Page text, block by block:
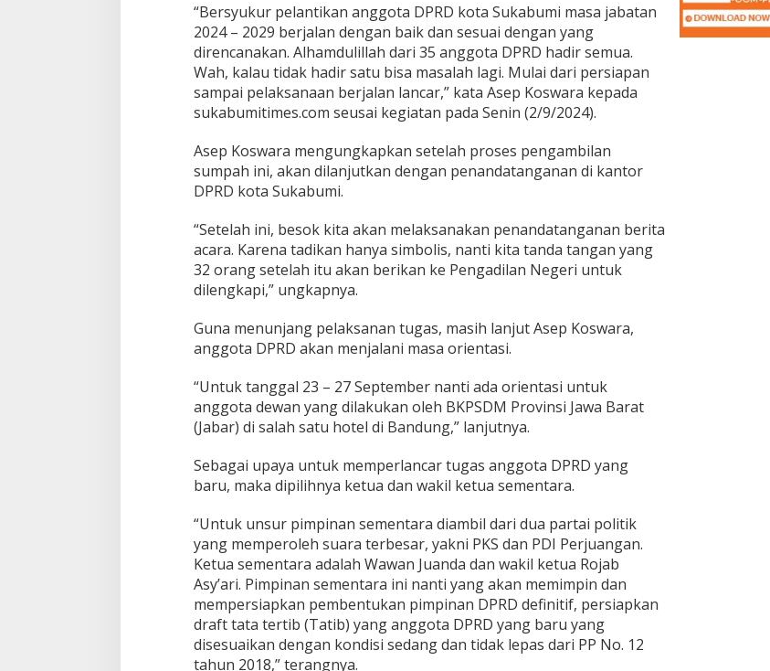
n
a
n
S
e
m
e
a
r
a
“Bersyukur pelantikan anggota DPRD kota Sukabumi masa jabatan
2024 – 2029 berjalan dengan baik dan sesuai dengan yang
direncanakan. Alhamdulillah dari 35 anggota DPRD hadir semua.
Wah, kalau tidak hadir satu bisa masalah lagi. Mulai dari persiapan
sampai pelaksanaan berjalan lancar,” kata Asep Koswara kepada
sukabumitimes.com seusai kegiatan pada Senin (2/9/2024).
Asep Koswara mengungkapkan setelah proses pengambilan
sumpah ini, akan dilanjutkan dengan penandatanganan di kantor
DPRD kota Sukabumi.
“Setelah ini, besok kita akan melaksanakan penandatanganan berita
acara. Karena tadikan hanya simbolis, nanti kita tanda tangan yang
32 orang setelah itu akan berikan ke Pengadilan Negeri untuk
dilengkapi,” ungkapnya.
Guna menunjang pelaksanan tugas, masih lanjut Asep Koswara,
anggota DPRD akan menjalani masa orientasi.
“Untuk tanggal 23 – 27 September nanti ada orientasi untuk
anggota dewan yang dilakukan oleh BKPSDM Provinsi Jawa Barat
(Jabar) di salah satu hotel di Bandung,” lanjutnya.
Sebagai upaya untuk memperlancar tugas anggota DPRD yang
baru, maka dipilihnya ketua dan wakil ketua sementara.
“Untuk unsur pimpinan sementara diambil dari dua partai politik
yang memperoleh suara terbesar, yakni PKS dan PDI Perjuangan.
Ketua sementara adalah Wawan Juanda dan wakil ketua Rojab
Asy’ari. Pimpinan sementara ini nanti yang akan memimpin dan
mempersiapkan pembentukan pimpinan DPRD definitif, persiapkan
draft tata tertib (Tatib) yang anggota DPRD yang baru yang
disesuaikan dengan kondisi sedang dan tidak lepas dari PP No. 12
tahun 2018,” terangnya.